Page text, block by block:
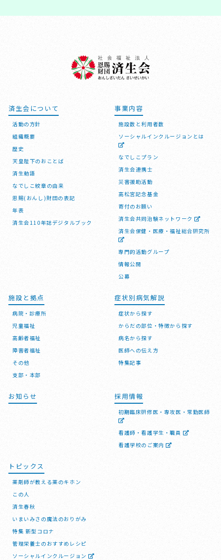
済生会について
活動の方針
組織概要
歴史
天皇陛下のおことば
済生勅語
なでしこ紋章の由来
恩賜(おんし)財団の表記
年表
済生会110年誌デジタルブック
事業内容
施設数と利用者数
ソーシャルインクルージョンとは
なでしこプラン
済生会連携士
災害援助活動
高松宮記念基金
寄付のお願い
済生会共同治験ネットワーク
済生会保健・医療・福祉総合研究所
専門的活動グループ
情報公開
公募
施設と拠点
病院・診療所
児童福祉
高齢者福祉
障害者福祉
その他
支部・本部
症状別病気解説
症状から探す
からだの部位・特徴から探す
病名から探す
医師への伝え方
特集記事
お知らせ 採用情報
初期臨床研修医・専攻医・常勤医師
看護師・看護学生・職員
看護学校のご案内
トピックス
薬剤師が教える薬のキホン
この人
済生春秋
いまいみさの魔法のおりがみ
特集 新型コロナ
管理栄養士のおすすめレシピ
ソーシャルインクルージョン